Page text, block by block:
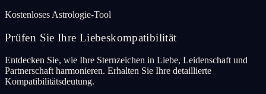
Kostenloses Astrologie-Tool
Prüfen Sie Ihre Liebeskompatibilität
Entdecken Sie, wie Ihre Sternzeichen in Liebe, Leidenschaft und
Partnerschaft harmonieren. Erhalten Sie Ihre detaillierte
Kompatibilitätsdeutung.